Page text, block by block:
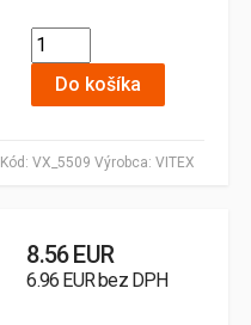
Kód: VX_5509 Výrobca: VITEX
Do košíka
8.56 EUR
6.96 EUR bez DPH